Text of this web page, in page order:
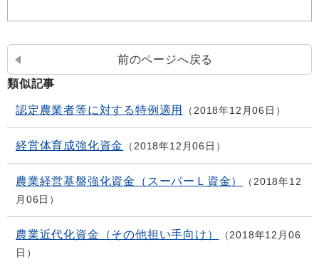
前のページへ戻る
類似記事
認定農業者等に対する特例適用 2018年12月06日
経営体育成強化資金 2018年12月06日
農業経営基盤強化資金（スーパーＬ資金）
2018年12
月06日
農業近代化資金（その他担い手向け）
2018年12月06
日